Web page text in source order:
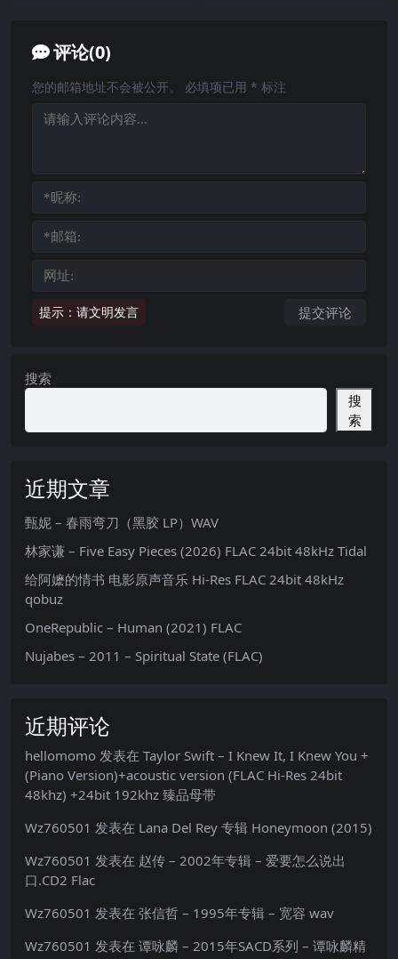
评论(0)
提示：请文明发言
您的邮箱地址不会被公开。 必填项已用 * 标注
搜索
搜
索
近期文章
甄妮 – 春雨弯刀（黑胶 LP）WAV
林家谦 – Five Easy Pieces (2026) FLAC 24bit 48kHz Tidal
给阿嬷的情书 电影原声音乐 Hi-Res FLAC 24bit 48kHz
qobuz
OneRepublic – Human (2021) FLAC
Nujabes – 2011 – Spiritual State (FLAC)
近期评论
hellomomo 发表在 Taylor Swift – I Knew It, I Knew You +
(Piano Version)+acoustic version (FLAC Hi-Res 24bit
48khz) +24bit 192khz 臻品母带
Wz760501 发表在 Lana Del Rey 专辑 Honeymoon (2015)
Wz760501 发表在 赵传 – 2002年专辑 – 爱要怎么说出
口.CD2 Flac
Wz760501 发表在 张信哲 – 1995年专辑 – 宽容 wav
Wz760501 发表在 谭咏麟 – 2015年SACD系列 – 谭咏麟精